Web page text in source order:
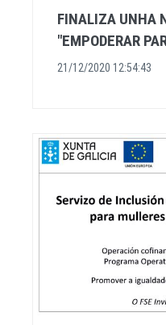
FINALIZA UNHA
"EMPODERAR
21/12/2020 12:54:43